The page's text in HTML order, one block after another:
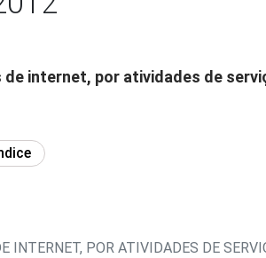
de internet, por atividades de
INTERNET, POR ATIVIDADES DE